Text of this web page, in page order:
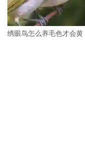
绣眼鸟怎么养毛色才会黄